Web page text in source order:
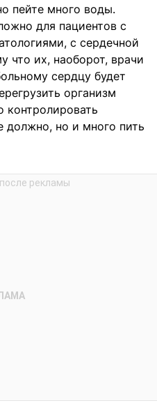
пейте много воды.
для пациентов с
с сердечной
что их, наоборот, врачи
сердцу будет
организм
но и много пить